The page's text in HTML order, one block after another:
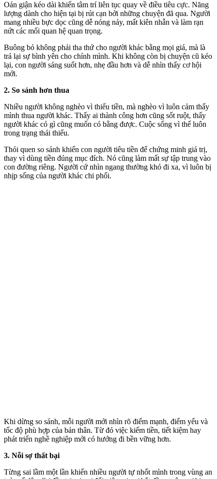
Oán giận kéo dài khiến tâm trí liên tục quay về điều tiêu cực. Năng
lượng dành cho hiện tại bị rút cạn bởi những chuyện đã qua. Người
mang nhiều bực dọc cũng dễ nóng nảy, mất kiên nhẫn và làm rạn
nứt các mối quan hệ quan trọng.
Buông bỏ không phải tha thứ cho người khác bằng mọi giá, mà là
trả lại sự bình yên cho chính mình. Khi không còn bị chuyện cũ kéo
lại, con người sáng suốt hơn, nhẹ đầu hơn và dễ nhìn thấy cơ hội
mới.
2. So sánh hơn thua
Nhiều người không nghèo vì thiếu tiền, mà nghèo vì luôn cảm thấy
mình thua người khác. Thấy ai thành công hơn cũng sốt ruột, thấy
người khác có gì cũng muốn có bằng được. Cuộc sống vì thế luôn
trong trạng thái thiếu.
Thói quen so sánh khiến con người tiêu tiền để chứng minh giá trị,
thay vì dùng tiền đúng mục đích. Nó cũng làm mất sự tập trung vào
con đường riêng. Người cứ nhìn ngang thường khó đi xa, vì luôn bị
nhịp sống của người khác chi phối.
Khi dừng so sánh, mỗi người mới nhìn rõ điểm mạnh, điểm yếu và
tốc độ phù hợp của bản thân. Từ đó việc kiếm tiền, tiết kiệm hay
phát triển nghề nghiệp mới có hướng đi bền vững hơn.
3. Nỗi sợ thất bại
Từng sai lầm một lần khiến nhiều người tự nhốt mình trong vùng an